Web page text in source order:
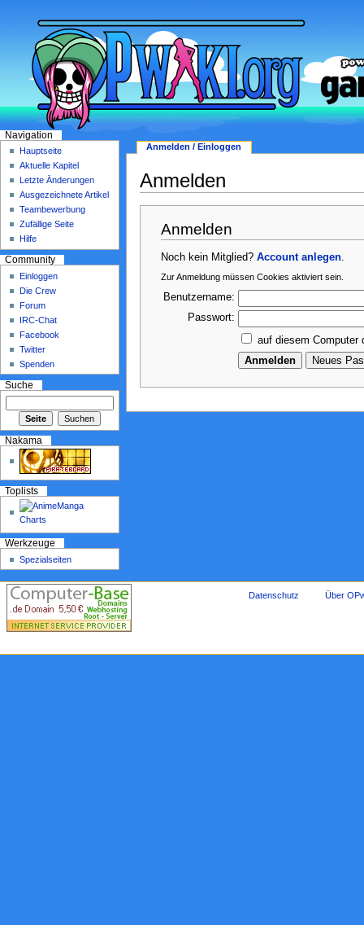
Anmelden
Anmelden
Noch kein Mitglied?Account anlegen
Zur Anmeldung müssen Cookies aktiviert sein.
Benutzername:
Passwort:
auf diesem Computer
Anmelden / Einloggen
Navigation
Hauptseite
Aktuelle Kapitel
Letzte Änderungen
Ausgezeichnete Artikel
Teambewerbung
Zufällige Seite
Hilfe
Community
Einloggen
Die Crew
Forum
IRC-Chat
Facebook
Twitter
Spenden
Suche
Nakama
Toplists
Werkzeuge
Spezialseiten
Datenschutz Über